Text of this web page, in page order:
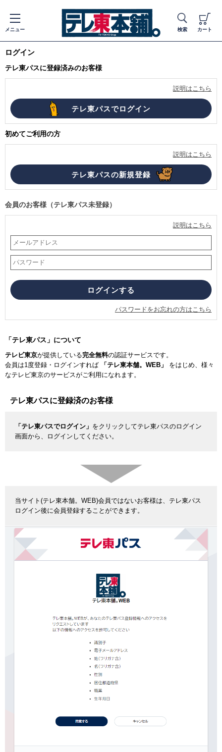
メニュー 検索 カート
ログイン
テレ東パスに登録済みのお客様
説明はこちら
初めてご利用の方
説明はこちら
会員のお客様（テレ東パス未登録）
説明はこちら
パスワードをお忘れの方はこちら
「テレ東パス」について
テレビ東京が提供している完全無料の認証サービスです。
会員は1度登録・ログインすれば
「テレ東本舗。WEB」 をはじめ、様々
なテレビ東京のサービスがご利用になれます。
テレ東パスに登録済のお客様
「テレ東パスでログイン」 をクリックしてテレ東パスのログイン
画面から、ログインしてください。
当サイト(テレ東本舗。WEB)会員ではないお客様は、テレ東パス
ログイン後に会員登録することができます。